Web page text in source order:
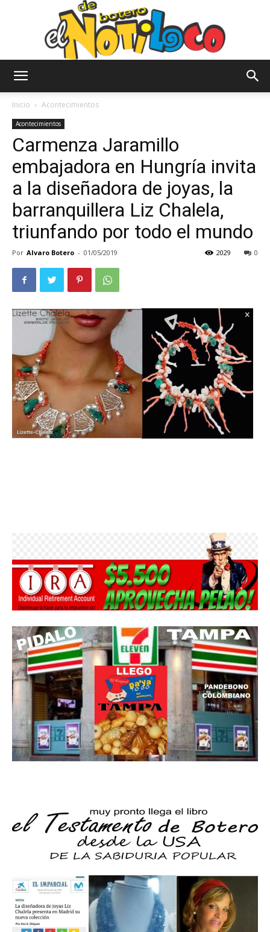
Notiloco
de
Inicio Acontecimientos
Acontecimientos
Carmenza Jaramillo
embajadora en Hungría invita
a la diseñadora de joyas, la
barranquillera Liz Chalela,
triunfando por todo el mundo
Por Alvaro Botero - 01/05/2019 0
2029